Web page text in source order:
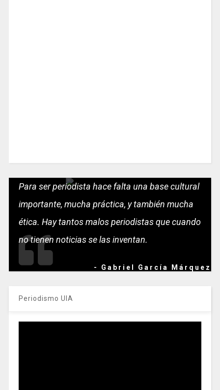
Para ser periodista hace falta una base cultural
importante, mucha práctica, y también mucha
ética. Hay tantos malos periodistas que cuando
no tienen noticias se las inventan.
- Gabriel García Márquez
Periodismo UIA